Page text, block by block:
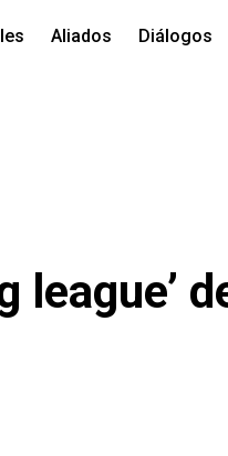
Aliados Diálogos
league’